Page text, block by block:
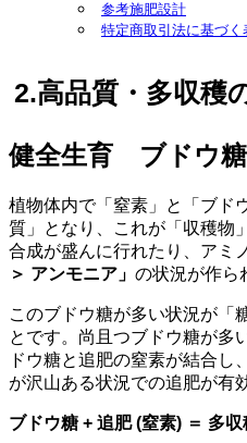
参考施肥設計
特定商取引法に基づく
2.高品質・多収穫
健全生育 ブドウ
植物体内で「窒素」と「ブド
質」となり、これが「収穫物
合成が盛んに行れたり、アミ
＞ アンモニア」 の状況が作ら
このブドウ糖が多い状況が「
とです。尚且つブドウ糖が多
ドウ糖と追肥の窒素が結合し
が沢山ある状況での追肥が有
ブドウ糖 + 追肥 (窒素) ＝ 多